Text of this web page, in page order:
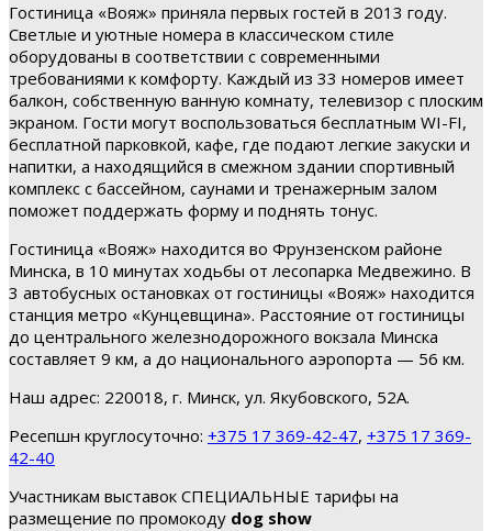
Гостиница «Вояж» приняла первых гостей в 2013 году.
Светлые и уютные номера в классическом стиле
оборудованы в соответствии с современными
требованиями к комфорту. Каждый из 33 номеров имеет
балкон, собственную ванную комнату, телевизор с плоским
экраном. Гости могут воспользоваться бесплатным WI-FI,
бесплатной парковкой, кафе, где подают легкие закуски и
напитки, а находящийся в смежном здании спортивный
комплекс с бассейном, саунами и тренажерным залом
поможет поддержать форму и поднять тонус.
Гостиница «Вояж» находится во Фрунзенском районе
Минска, в 10 минутах ходьбы от лесопарка Медвежино. В
3 автобусных остановках от гостиницы «Вояж» находится
станция метро «Кунцевщина». Расстояние от гостиницы
до центрального железнодорожного вокзала Минска
составляет 9 км, а до национального аэропорта — 56 км.
Наш адрес: 220018, г. Минск, ул. Якубовского, 52А.
Ресепшн круглосуточно: +375 17 369-42-47, +375 17 369-
42-40
Участникам выставок СПЕЦИАЛЬНЫЕ тарифы на
размещение по промокоду dog show